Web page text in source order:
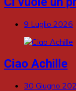
9 Luglio 2026
Ciao Achille
30 Giugno